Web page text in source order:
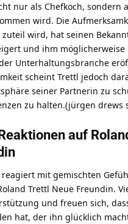
nur als Chefkoch, sondern
wird. Die
wird, hat seinen
und ihm möglicherweise
Unterhaltungsbranche
scheint Trettl jedoch
seiner Partnerin zu
zu halten.(jürgen drews
auf
mit gemischten
Trettl Neue Freundin.
und freuen sich,
hat, der ihn glücklich